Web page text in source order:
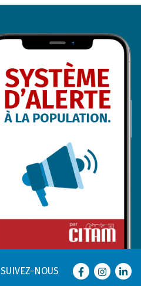
SUIVEZ-NOUS FacebookInstagram